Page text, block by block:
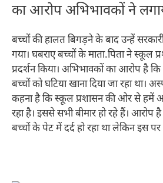
का आरोप अभिभावकों ने
बच्चों की हालत बिगड़ने के बाद उन्हें
गया। घबराए बच्चों के माता.पिता ने स्कूल
प्रदर्शन किया। अभिभावकों का आरोप है कि
बच्चों को घटिया खाना दिया जा रहा था।
कहना है कि स्कूल प्रशासन की ओर से हमें
रहा है। इससे सभी बीमार हो रहे हैं। आरोप
बच्चों के पेट में दर्द हो रहा था लेकिन इस पर